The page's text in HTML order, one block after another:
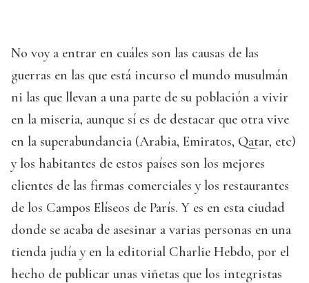
No voy a entrar en cuáles son las causas de las
guerras en las que está incurso el mundo musulmán
ni las que llevan a una parte de su población a vivir
en la miseria, aunque sí es de destacar que otra vive
en la superabundancia (Arabia, Emiratos, Qatar, etc)
y los habitantes de estos países son los mejores
clientes de las firmas comerciales y los restaurantes
de los Campos Elíseos de París. Y es en esta ciudad
donde se acaba de asesinar a varias personas en una
tienda judía y en la editorial Charlie Hebdo, por el
hecho de publicar unas viñetas que los integristas